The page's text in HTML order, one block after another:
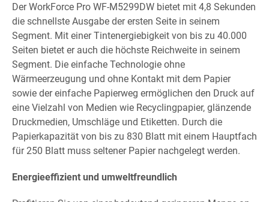
Der WorkForce Pro WF-M5299DW bietet mit 4,8 Sekunden
die schnellste Ausgabe der ersten Seite in seinem
Segment. Mit einer Tintenergiebigkeit von bis zu 40.000
Seiten bietet er auch die höchste Reichweite in seinem
Segment. Die einfache Technologie ohne
Wärmeerzeugung und ohne Kontakt mit dem Papier
sowie der einfache Papierweg ermöglichen den Druck auf
eine Vielzahl von Medien wie Recyclingpapier, glänzende
Druckmedien, Umschläge und Etiketten. Durch die
Papierkapazität von bis zu 830 Blatt mit einem Hauptfach
für 250 Blatt muss seltener Papier nachgelegt werden.
Energieeffizient und umweltfreundlich